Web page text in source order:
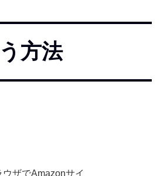
方法
ウザでAmazonサイ